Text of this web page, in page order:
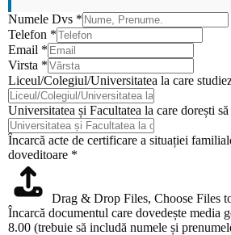
Numele Dvs *
Telefon *
Email *
Virsta *
Liceul/Colegiul/Universitatea la care
Universitatea și Facultatea la care dorești
Încarcă acte de certificare a situației
doveditoare *
Drag & Drop Files, Choose Files
Încarcă documentul care dovedește media
8.00 (trebuie să includă numele și